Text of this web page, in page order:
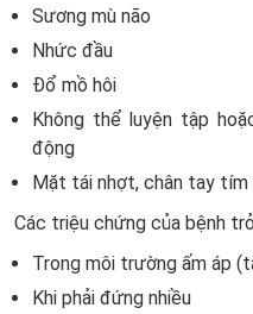
Sương mù não
Nhức đầu
Đổ mồ hôi
Không thể luyện tập
động
Mặt tái nhợt, chân tay
Các triệu chứng của bệnh
Trong môi trường ấm áp
Khi phải đứng nhiều